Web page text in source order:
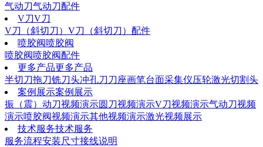
气动刀气动刀配件
V刀V刀
V刀（斜切刀） V刀（斜切刀）配件
喷胶阀喷胶阀
喷胶阀喷胶阀配件
更多产品更多产品
半切刀拖刀铣刀头冲孔刀 刀座画笔台面采集仪压轮激光切割头
案例展示案例展示
振（震）动刀视频演示圆刀视频演示V刀视频演示气动刀视频
演示喷胶阀视频演示其他视频演示激光视频展示
技术服务技术服务
服务流程安装尺寸接线说明